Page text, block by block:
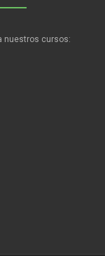
nuestros cursos: